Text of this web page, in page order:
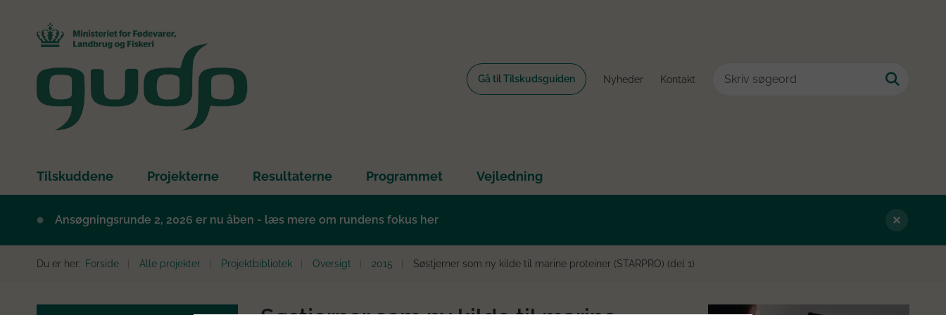
Gå til Tilskudsguiden Nyheder Kontakt
Tilskuddene Projekterne Resultaterne Programmet Vejledning
Ansøgningsrunde 2, 2026 er nu åben - læs mere om rundens fokus her
Du er her: Forside Alle projekter Projektbibliotek Oversigt 2015 Søstjerner som ny kilde til marine proteiner (STARPRO) (del 1)